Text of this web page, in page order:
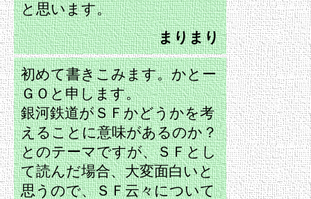
と思います。
まりまり
初めて書きこみます。かとー
ＧＯと申します。
銀河鉄道がＳＦかどうかを考
えることに意味があるのか？
とのテーマですが、ＳＦとし
て読んだ場合、大変面白いと
思うので、ＳＦ云々について